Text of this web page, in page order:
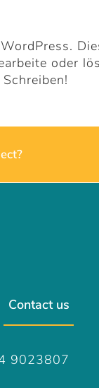
oder
Contact us
9023807